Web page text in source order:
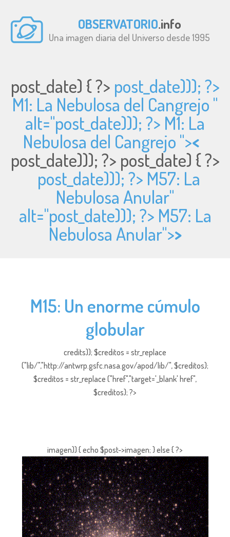
OBSERVATORIO.info
Una imagen diaria del Universo desde 1995
post_date) { ?> post_date))); ?>
M1: La Nebulosa del Cangrejo "
alt="post_date))); ?> M1: La
Nebulosa del Cangrejo "><
post_date))); ?> post_date) { ?>
post_date))); ?> M57: La
Nebulosa Anular"
alt="post_date))); ?> M57: La
Nebulosa Anular">>
M15: Un enorme cúmulo
globular
credits)); $creditos = str_replace
("lib/","http://antwrp.gsfc.nasa.gov/apod/lib/", $creditos);
$creditos = str_replace ("href","target='_blank' href",
$creditos); ?>
imagen)) { echo $post->imagen; } else { ?>